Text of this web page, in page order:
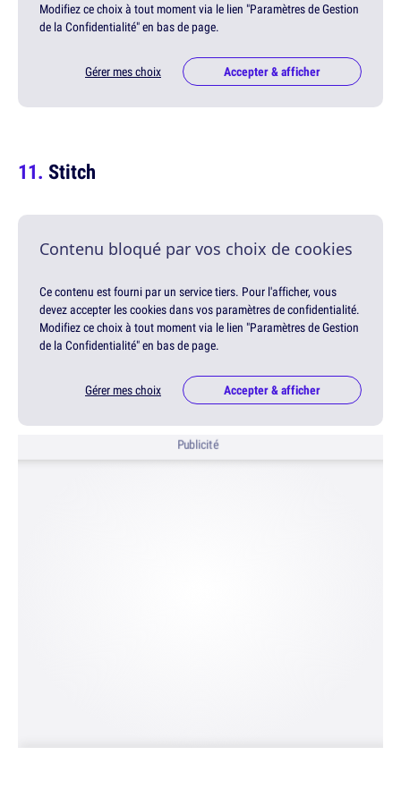
Modifiez ce choix à tout moment via le lien "Paramètres de Gestion
de la Confidentialité" en bas de page.
Gérer mes choix Accepter & afficher
Stitch
Contenu bloqué par vos choix de cookies
Ce contenu est fourni par un service tiers. Pour l'afficher, vous
devez accepter les cookies dans vos paramètres de confidentialité.
Modifiez ce choix à tout moment via le lien "Paramètres de Gestion
de la Confidentialité" en bas de page.
Gérer mes choix Accepter & afficher
Publicité